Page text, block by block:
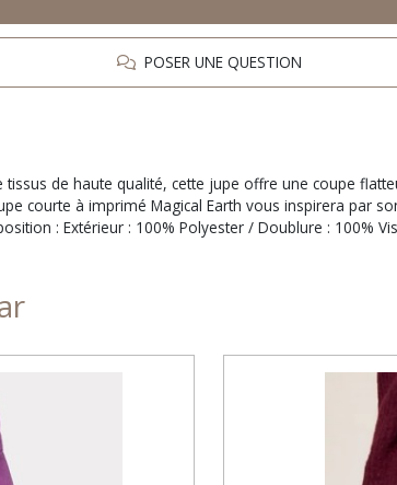
POSER UNE QUESTION
de haute qualité, cette jupe offre une coupe
courte à imprimé Magical Earth vous inspirera par
: Extérieur : 100% Polyester / Doublure : 100%